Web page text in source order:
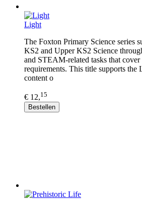
Light
The Foxton Primary Science series
KS2 and Upper KS2 Science
and STEAM-related tasks that
requirements. This title supports the
content o
€ 12,15
Bestellen